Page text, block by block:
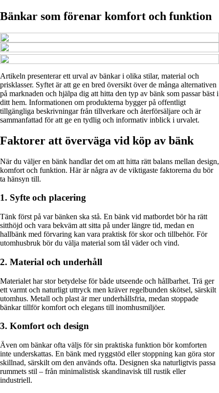
Bänkar som förenar komfort och funktion
Artikeln presenterar ett urval av bänkar i olika stilar, material och
prisklasser. Syftet är att ge en bred översikt över de många alternativen
på marknaden och hjälpa dig att hitta den typ av bänk som passar bäst i
ditt hem. Informationen om produkterna bygger på offentligt
tillgängliga beskrivningar från tillverkare och återförsäljare och är
sammanfattad för att ge en tydlig och informativ inblick i urvalet.
Faktorer att överväga vid köp av bänk
När du väljer en bänk handlar det om att hitta rätt balans mellan design,
komfort och funktion. Här är några av de viktigaste faktorerna du bör
ta hänsyn till.
1. Syfte och placering
Tänk först på var bänken ska stå. En bänk vid matbordet bör ha rätt
sitthöjd och vara bekväm att sitta på under längre tid, medan en
hallbänk med förvaring kan vara praktisk för skor och tillbehör. För
utomhusbruk bör du välja material som tål väder och vind.
2. Material och underhåll
Materialet har stor betydelse för både utseende och hållbarhet. Trä ger
ett varmt och naturligt uttryck men kräver regelbunden skötsel, särskilt
utomhus. Metall och plast är mer underhållsfria, medan stoppade
bänkar tillför komfort och elegans till inomhusmiljöer.
3. Komfort och design
Även om bänkar ofta väljs för sin praktiska funktion bör komforten
inte underskattas. En bänk med ryggstöd eller stoppning kan göra stor
skillnad, särskilt om den används ofta. Designen ska naturligtvis passa
rummets stil – från minimalistisk skandinavisk till rustik eller
industriell.